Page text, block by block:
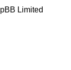
Limited